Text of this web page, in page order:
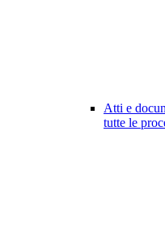
Atti e
tutte le